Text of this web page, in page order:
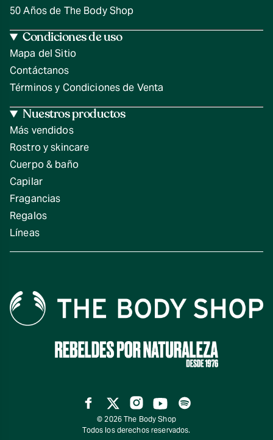
50 Años de The Body Shop
Condiciones de uso
Mapa del Sitio
Contáctanos
Términos y Condiciones de Venta
Nuestros productos
Más vendidos
Rostro y skincare
Cuerpo & baño
Capilar
Fragancias
Regalos
Líneas
© 2026 The Body Shop
Todos los derechos reservados.
Facebook
TwitterInstagram
YouTube